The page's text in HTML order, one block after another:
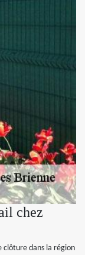
chez
clôture dans la région